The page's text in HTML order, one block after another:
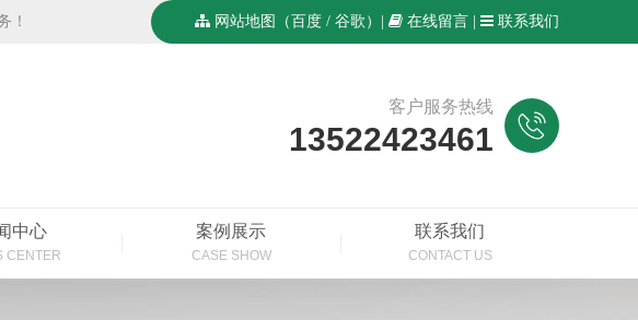
！ 网站地图 （百度 / 谷歌 ）| 在线留言 联系我们
客户服务热线
13522423461
中心
CENTER
案例展示
CASE SHOW
联系我们
CONTACT US